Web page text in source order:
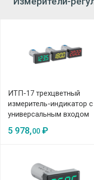
ИТП-17 трехцветный
измеритель-индикатор с
универсальным входом
5 978,00 ₽